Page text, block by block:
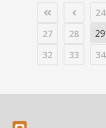
24
27
28 29
32
33 34